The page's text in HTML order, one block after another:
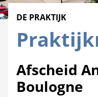
DE PRAKTIJK
Afscheid
Boulogne